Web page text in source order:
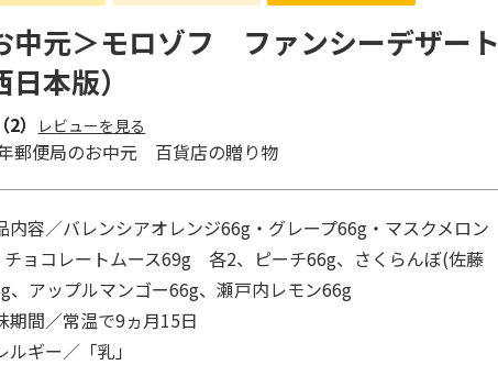
中元＞モロゾフ ファンシーデザート
日本版）
（2） レビューを見る
郵便局のお中元 百貨店の贈り物
容／バレンシアオレンジ66g・グレープ66g・マスクメロン
チョコレートムース69g 各2、ピーチ66g、さくらんぼ(佐藤
、アップルマンゴー66g、瀬戸内レモン66g
間／常温で9ヵ月15日
ルギー／「乳」